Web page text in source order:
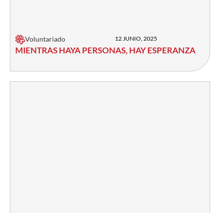
Voluntariado 12 JUNIO, 2025
MIENTRAS HAYA PERSONAS, HAY ESPERANZA